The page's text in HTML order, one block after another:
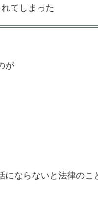
てしまった
が
にならないと法律のこ